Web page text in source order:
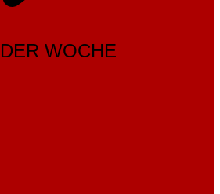
WOCHE